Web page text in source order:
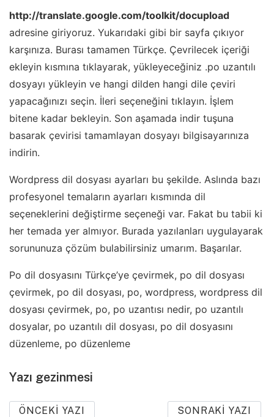
http://translate.google.com/toolkit/docupload
adresine giriyoruz. Yukarıdaki gibi bir sayfa çıkıyor
karşınıza. Burası tamamen Türkçe. Çevrilecek içeriği
ekleyin kısmına tıklayarak, yükleyeceğiniz .po uzantılı
dosyayı yükleyin ve hangi dilden hangi dile çeviri
yapacağınızı seçin. İleri seçeneğini tıklayın. İşlem
bitene kadar bekleyin. Son aşamada indir tuşuna
basarak çevirisi tamamlayan dosyayı bilgisayarınıza
indirin.
Wordpress dil dosyası ayarları bu şekilde. Aslında bazı
profesyonel temaların ayarları kısmında dil
seçeneklerini değiştirme seçeneği var. Fakat bu tabii ki
her temada yer almıyor. Burada yazılanları uygulayarak
sorununuza çözüm bulabilirsiniz umarım. Başarılar.
Po dil dosyasını Türkçe’ye çevirmek, po dil dosyası
çevirmek, po dil dosyası, po, wordpress, wordpress dil
dosyası çevirmek, po, po uzantısı nedir, po uzantılı
dosyalar, po uzantılı dil dosyası, po dil dosyasını
düzenleme, po düzenleme
Yazı gezinmesi
ÖNCEKI YAZI SONRAKI YAZI